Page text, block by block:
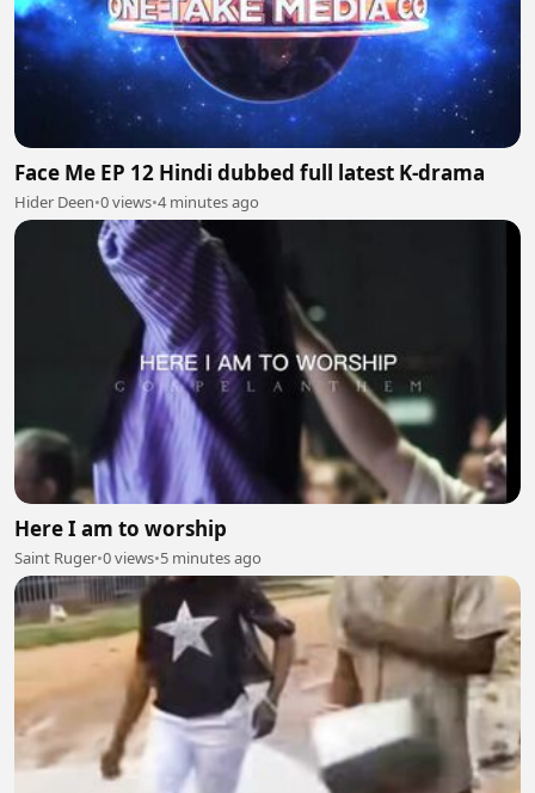
Face Me EP 12 Hindi dubbed full latest K-drama
Hider Deen•0 views•4 minutes ago
Here I am to worship
Saint Ruger•0 views•5 minutes ago